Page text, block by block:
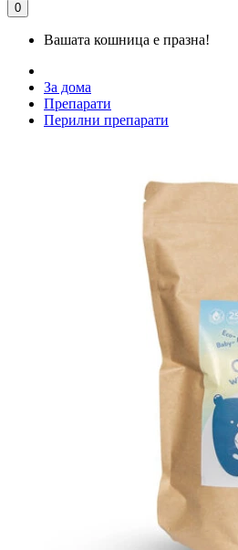
0
Вашата кошница е празна!
За дома
Препарати
Перилни препарати